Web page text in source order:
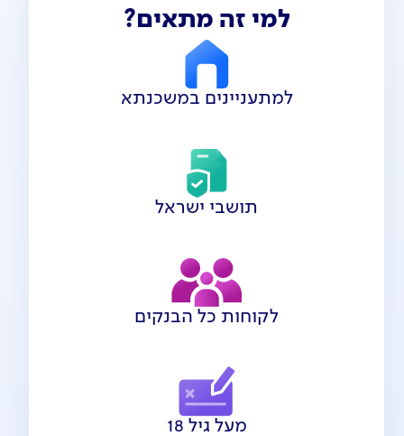
למי זה מתאים?
למתעניינים במשכנתא
תושבי ישראל
לקוחות כל הבנקים
מעל גיל 18